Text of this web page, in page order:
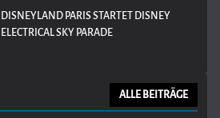
DISNEYLAND PARIS STARTET DISNEY
ELECTRICAL SKY PARADE
ALLE BEITRÄGE